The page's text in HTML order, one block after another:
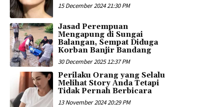
15 December 2024 21:30 PM
Jasad Perempuan
Mengapung di Sungai
Balangan, Sempat Diduga
Korban Banjir Bandang
30 December 2025 12:37 PM
Perilaku Orang yang Selalu
Melihat Story Anda Tetapi
Tidak Pernah Berbicara
13 November 2024 20:29 PM